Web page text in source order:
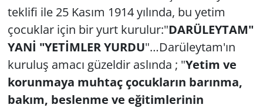
teklifi ile 25 Kasım 1914 yılında, bu yetim
çocuklar için bir yurt kurulur:"DARÜLEYTAM"
YANİ "YETİMLER YURDU"…Darüleytam'ın
kuruluş amacı güzeldir aslında ; "Yetim ve
korunmaya muhtaç çocukların barınma,
bakım, beslenme ve eğitimlerinin